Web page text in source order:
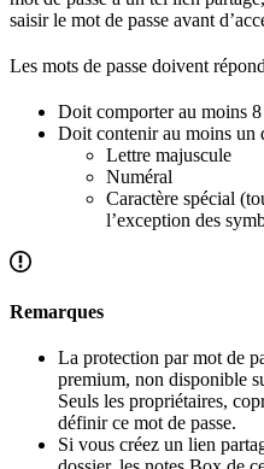
saisir le mot de passe avant
Les mots de passe doivent
Doit comporter au moins 8
Doit contenir au moins un
Lettre majuscule
Numéral
Caractère spécial
l’exception des
Remarques
La protection par mot de
premium, non disponible
Seuls les propriétaires,
définir ce mot de passe.
Si vous créez un lien